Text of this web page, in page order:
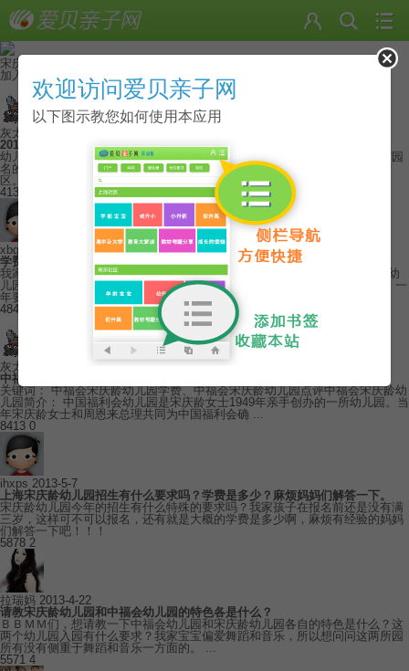
宋庆龄幼儿园
加入社团
灰太狼
2013年宋庆龄幼儿园最新信息及家长点评贴
幼儿园简介：以国家名誉主席宋庆龄女士名字命名，原国家主席江泽民题写园
名的宋庆龄幼儿园座落于充满生机的赵巷绿色生活居住园区和虹桥经济开发
区。是一所致力于推广优质早期教育的知名国际学校 ...
4131
xbgrd
学费那么贵，到底值不值得啊？
我家猪娃已经16个月了，幼儿园的选择工作，我要做起来了， 早闻“中福会幼
儿园”的大名，但不甚了解，只知道，价格不菲，学费、校车费、赞助费等，一
年要五、六万吧。 真是不便宜……想我读 ...
4849
灰太狼
中福会宋庆龄幼儿园全面信息介绍
关键词： 中福会宋庆龄幼儿园学费、中福会宋庆龄幼儿园点评中福会宋庆龄幼
儿园简介： 中国福利会幼儿园是宋庆龄女士1949年亲手创办的一所幼儿园。当
年宋庆龄女士和周恩来总理共同为中国福利会确 ...
8413 0
ihxps 2013-5-7
上海宋庆龄幼儿园招生有什么要求吗？学费是多少？麻烦妈妈们解答一下。
宋庆龄幼儿园今年的招生有什么特殊的要求吗？我家孩子在报名前还是没有满
三岁，这样可不可以报名，还有就是大概的学费是多少啊，麻烦有经验的妈妈
们解答一下吧！！！
5878 2
拉瑞妈 2013-4-22
请教宋庆龄幼儿园和中福会幼儿园的特色各是什么？
ＢＢＭＭ们，想请教一下中福会幼儿园和宋庆龄幼儿园各自的特色是什么？这
两个幼儿园入园有什么要求？我家宝宝偏爱舞蹈和音乐，所以想问问这两所园
所有没有侧重于舞蹈和音乐一方面的。 ...
5571 4
欢迎访问爱贝亲子网
以下图示教您如何使用本应用